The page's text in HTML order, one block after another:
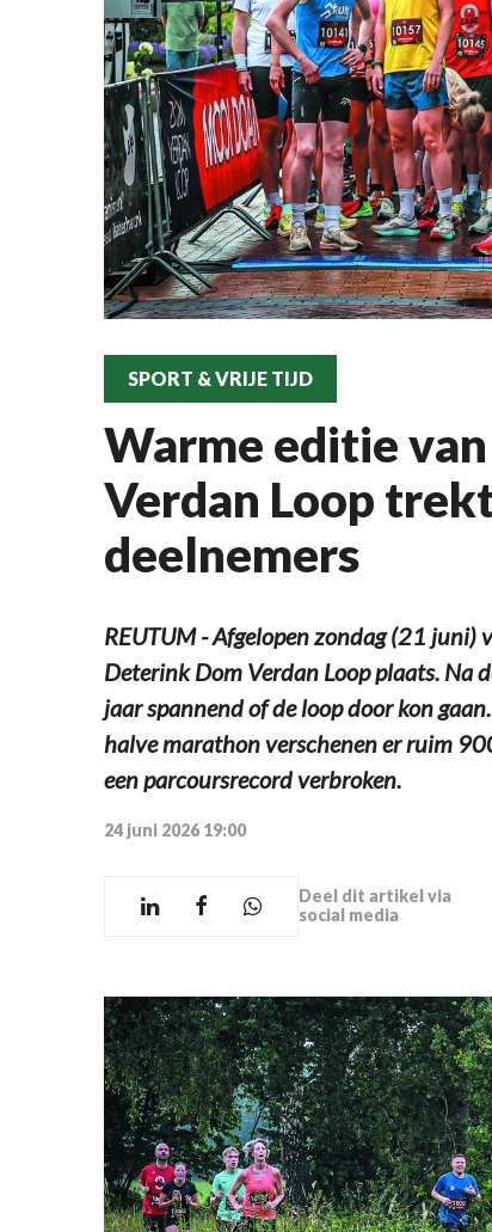
SPORT & VRIJE TIJD
Warme editie
Verdan Loop
deelnemers
REUTUM - Afgelopen zondag (21 juni)
Deterink Dom Verdan Loop plaats. Na
jaar spannend of de loop door kon
halve marathon verschenen er ruim
een parcoursrecord verbroken.
24 juni 2026 19:00
Deel dit artikel via
social media